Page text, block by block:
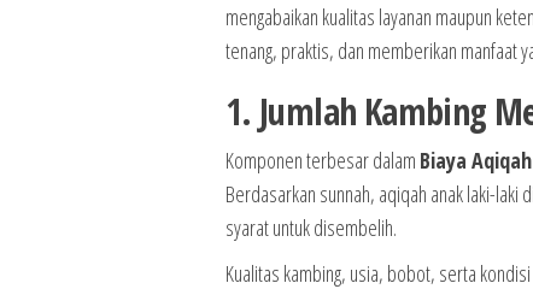
mengabaikan kualitas layanan maupun
tenang, praktis, dan memberikan manfaat
1. Jumlah Kambing
Komponen terbesar dalam Biaya
Berdasarkan sunnah, aqiqah anak laki-laki
syarat untuk disembelih.
Kualitas kambing, usia, bobot, serta